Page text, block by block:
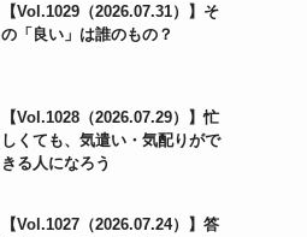
【Vol.1029（2026.07.31）】そ
の「良い」は誰のもの？
【Vol.1028（2026.07.29）】忙
しくても、気遣い・気配りがで
きる人になろう
【Vol.1027（2026.07.24）】答